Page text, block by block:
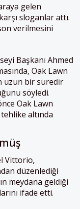
gelen
sloganlar attı.
verilmesini
Başkanı Ahmed
Oak Lawn
uzun bir süredir
söyledi.
Oak Lawn
altında
Vittorio,
düzenlediği
meydana geldiği
ifade etti.